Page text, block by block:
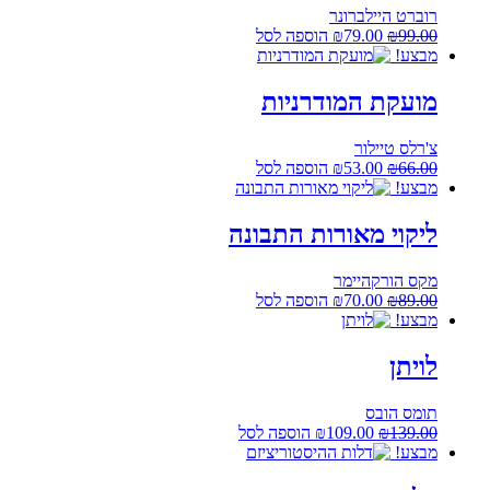
רוברט היילברונר
₪99.00
המחיר
המקורי
₪99.00.
₪79.00
המחיר
הנוכחי
₪79.00.
הוספה לסל
מבצע!
מועקת המודרניות
צ'רלס טיילור
₪66.00
המחיר
המקורי
₪66.00.
₪53.00
המחיר
הנוכחי
₪53.00.
הוספה לסל
מבצע!
ליקוי מאורות התבונה
מקס הורקהיימר
₪89.00
המחיר
המקורי
₪70.00
המחיר
הוספה לסל
מבצע!
לויתן
תומס הובס
₪139.00
המחיר
המקורי
₪109.00
המחיר
הנוכחי
הוספה לסל
מבצע!